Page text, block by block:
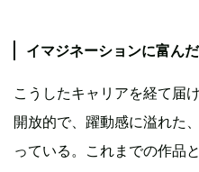
イマジネーションに富ん
こうしたキャリアを経て届
開放的で、躍動感に溢れた
っている。これまでの作品